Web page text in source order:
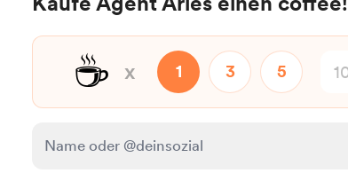
☕ x 1 3 5